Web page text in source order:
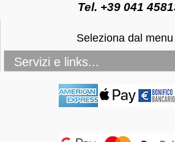
Tel. +39 041
Seleziona dal